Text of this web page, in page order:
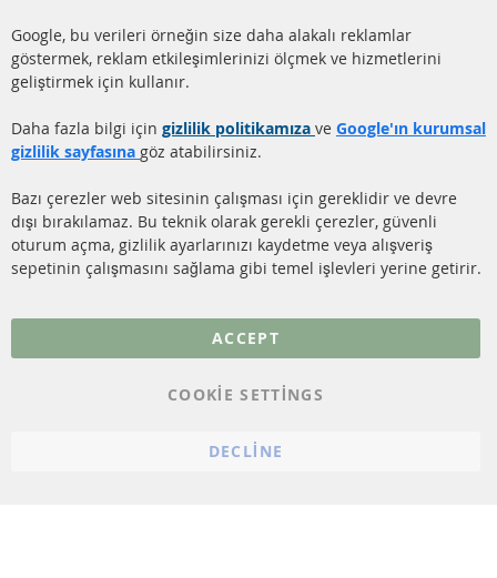
(DPF)
DİZEL PARTİKÜL FİLTRESİ
KATALİZÖR (KAT)
SSS
Hakkımızda
Gönderim ücreti
Daha fazla link
Veri koruma
Genel Çalışma Koşulları
Google, bu verileri örneğin size daha alakalı reklamlar
göstermek, reklam etkileşimlerinizi ölçmek ve hizmetlerini
geliştirmek için kullanır.
Daha fazla bilgi için gizlilik politikamıza ve Google'ın kurumsal
gizlilik sayfasına göz atabilirsiniz.
Bazı çerezler web sitesinin çalışması için gereklidir ve devre
dışı bırakılamaz. Bu teknik olarak gerekli çerezler, güvenli
oturum açma, gizlilik ayarlarınızı kaydetme veya alışveriş
sepetinin çalışmasını sağlama gibi temel işlevleri yerine getirir.
ACCEPT
COOKIE SETTINGS
DECLINE